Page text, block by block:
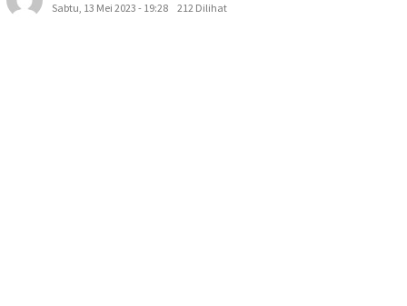
Sabtu, 13 Mei 2023 - 19:28
212 Dilihat